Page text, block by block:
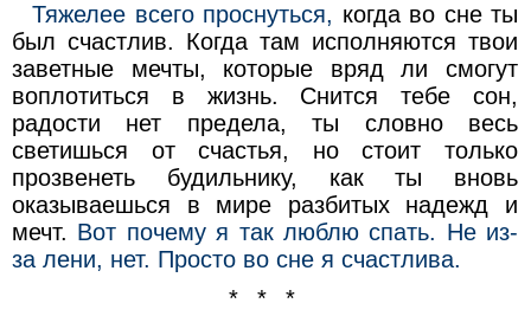
Тяжелее всего проснуться, когда во сне ты
был счастлив. Когда там исполняются твои
заветные мечты, которые вряд ли смогут
воплотиться в жизнь. Снится тебе сон,
радости нет предела, ты словно весь
светишься от счастья, но стоит только
прозвенеть будильнику, как ты вновь
оказываешься в мире разбитых надежд и
мечт. Вот почему я так люблю спать. Не из-
за лени, нет. Просто во сне я счастлива.
* * *